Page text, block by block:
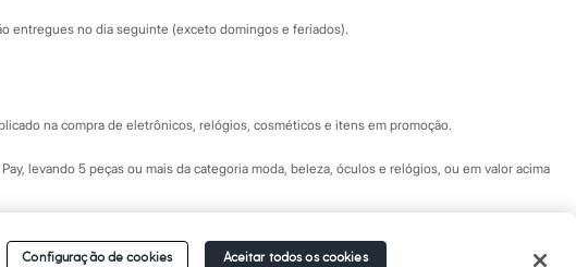
entregues no dia seguinte (exceto domingos e feriados).
na compra de eletrônicos, relógios, cosméticos e itens em promoção.
levando 5 peças ou mais da categoria moda, beleza, óculos e relógios, ou em valor acima
Configuração de cookies Aceitar todos os cookies